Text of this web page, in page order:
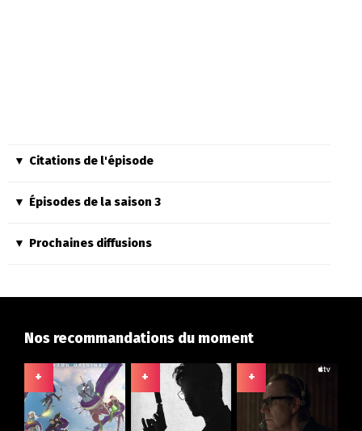
Citations de l'épisode
Épisodes de la saison 3
Prochaines diffusions
Nos recommandations du moment
+ + +